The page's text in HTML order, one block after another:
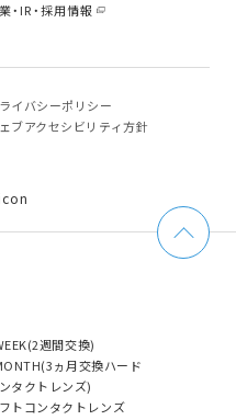
・IR・採用情報
イバシーポリシー
ブアクセシビリティ方針
週間交換)
ヵ月交換ハード
タクトレンズ)
トコンタクトレンズ